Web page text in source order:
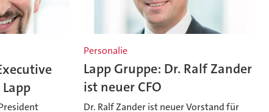
Personalie
Lapp Gruppe: Dr. Ralf Zander
ist neuer CFO
Dr. Ralf Zander ist neuer Vorstand für